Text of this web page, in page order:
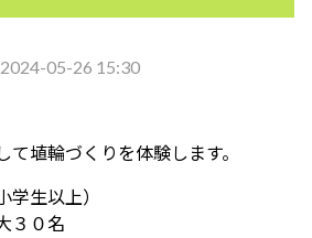
05-26 15:30
埴輪づくりを体験します。
生以上）
３０名